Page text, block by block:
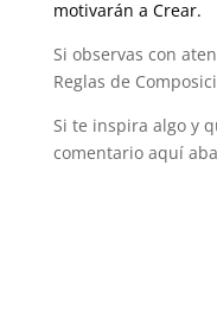
motivarán a Crear.
Si observas con
Reglas de
Si te inspira algo y
comentario aquí